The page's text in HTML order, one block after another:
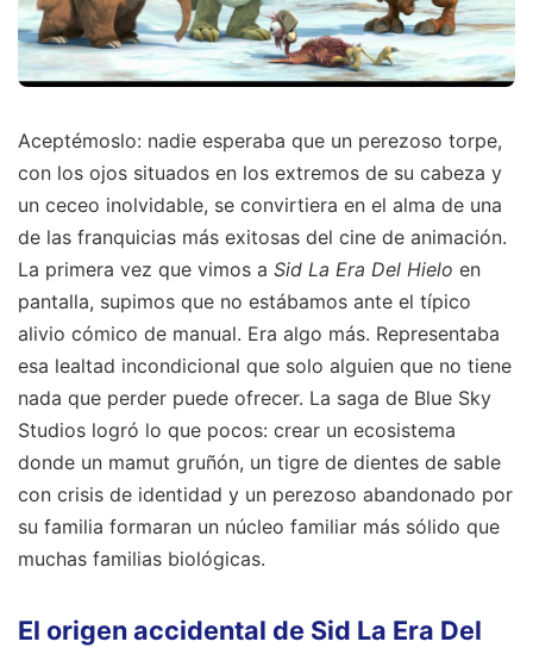
Aceptémoslo: nadie esperaba que un perezoso torpe,
con los ojos situados en los extremos de su cabeza y
un ceceo inolvidable, se convirtiera en el alma de una
de las franquicias más exitosas del cine de animación.
La primera vez que vimos a Sid La Era Del Hielo en
pantalla, supimos que no estábamos ante el típico
alivio cómico de manual. Era algo más. Representaba
esa lealtad incondicional que solo alguien que no tiene
nada que perder puede ofrecer. La saga de Blue Sky
Studios logró lo que pocos: crear un ecosistema
donde un mamut gruñón, un tigre de dientes de sable
con crisis de identidad y un perezoso abandonado por
su familia formaran un núcleo familiar más sólido que
muchas familias biológicas.
El origen accidental de Sid La Era Del